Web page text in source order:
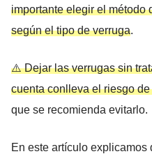
importante elegir el método
según el tipo de verruga.
⚠️ Dejar las verrugas sin
cuenta conlleva el riesgo
que se recomienda evitarlo.
En este artículo explicamos